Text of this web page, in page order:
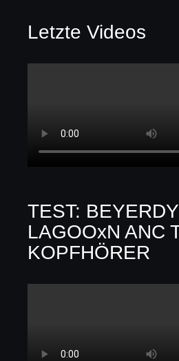
Letzte Videos
TEST:
LAGOOxN ANC
KOPFHÖRER